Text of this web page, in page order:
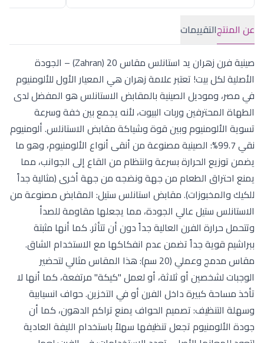
عن المنتجالتقييمات
صينية فرن زهران يد استانلس مقاس 20 (Zahran) – الجودة
الأصلية لكل بيت! تعتبر علامة زهران هي المعيار الأول للألومنيوم
في مصر، وموديل الصينية بالمقابض الاستانلس هو المفضل لدى
الطهاة المحترفين وربات البيوت، لأنه يجمع بين خفة وسرعة
تسوية الألومنيوم وبين قوة وشياكة مقابض الاستانلس. ألومنيوم
نقي 99.7%: الصينية مصنوعة من أنقى أنواع الألومنيوم، وهو ما
يضمن توزيع الحرارة بسرعة وانتظام من القاع إلى الجوانب، مما
يمنع احتراق الطعام من جهة ونضجه من جهة أخرى (مثالية جداً
للكيك والمخبوزات). مقابض استانلس ستيل: المقابض مصنوعة من
الاستانلس ستيل عالي الجودة، مما يجعلها مقاومة للصدأ
وتتحمل حرارة الفرن العالية جداً دون أن تتأثر. كما أنها مثبتة
ببراشيم قوية جداً تضمن عدم انفكاكها مع الاستخدام الشاق.
مقاس مدمج وعملي (20 سم): هذا المقاس مثالي لتحضير
الوجبات لشخصين أو ثلاثة، أو لعمل "كيكة" مرتفعة، كما أنها لا
تأخذ مساحة كبيرة داخل الفرن أو في التخزين. حواف انسيابية
وسهلة التنظيف: تصميم الحواف يمنع تراكم الدهون، كما أن
جودة الألومنيوم تجعل تنظيفها سهلاً باستخدام الليفة العادية